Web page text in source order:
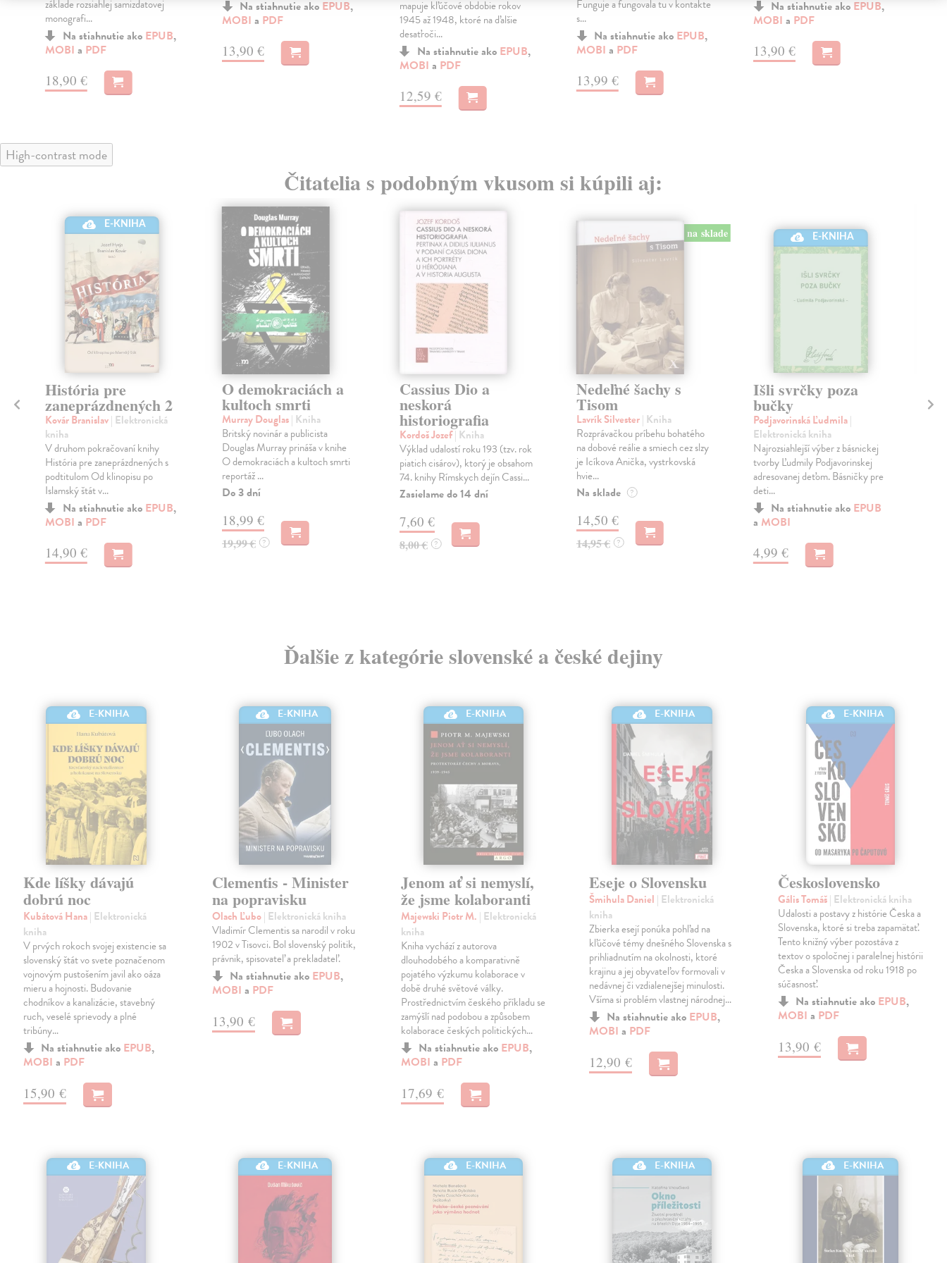
základe rozsiahlej samizdatovej
monografi...
Na stiahnutie ako EPUB,
MOBI a PDF
18,90 €
Na stiahnutie ako EPUB,
MOBI a PDF
13,90 €
mapuje kľúčové obdobie rokov
1945 až 1948, ktoré na ďalšie
desaťroči...
Na stiahnutie ako EPUB,
MOBI a PDF
12,59 €
Funguje a fungovala tu v kontakte
s...
Na stiahnutie ako EPUB,
MOBI a PDF
13,99 €
Na stiahnutie ako EPUB,
MOBI a PDF
13,90 €
High-contrast mode
Čitatelia s podobným vkusom si kúpili aj:
E-KNIHA
História pre
zaneprázdnených 2
Kovár Branislav| Elektronická
kniha
V druhom pokračovaní knihy
História pre zaneprázdnených s
podtitulom Od klinopisu po
Islamský štát v...
Na stiahnutie ako EPUB,
MOBI a PDF
14,90 €
O demokraciách a
kultoch smrti
Murray Douglas| Kniha
Britský novinár a publicista
Douglas Murray prináša v knihe
O demokraciách a kultoch smrti
reportáž ...
Do 3 dní
18,99 €
19,99 € ?
Cassius Dio a
neskorá
historiografia
Kordoš Jozef| Kniha
Výklad udalostí roku 193 (tzv. rok
piatich cisárov), ktorý je obsahom
74. knihy Rímskych dejín Cassi...
Zasielame do 14 dní
7,60 €
8,00 € ?
na sklade
Nedeľné šachy s
Tisom
Lavrík Silvester| Kniha
Rozprávačkou príbehu bohatého
na dobové reálie a smiech cez slzy
je Icíkova Anička, vystrkovská
hvie...
Na sklade ?
14,50 €
14,95 € ?
E-KNIHA
Išli svrčky poza
bučky
Podjavorinská Ľudmila|
Elektronická kniha
Najrozsiahlejší výber z básnickej
tvorby Ľudmily Podjavorinskej
adresovanej deťom. Básničky pre
deti...
Na stiahnutie ako EPUB
a MOBI
4,99 €
tíš
Ďalšie z kategórie slovenské a české dejiny
E-KNIHA
Kde líšky dávajú
dobrú noc
Kubátová Hana| Elektronická
kniha
V prvých rokoch svojej existencie sa
slovenský štát vo svete poznačenom
vojnovým pustošením javil ako oáza
mieru a hojnosti. Budovanie
chodníkov a kanalizácie, stavebný
ruch, veselé sprievody a plné
tribúny…
Na stiahnutie ako EPUB,
MOBI a PDF
15,90 €
E-KNIHA
Clementis - Minister
na popravisku
Olach Ľubo| Elektronická kniha
Vladimír Clementis sa narodil v roku
1902 v Tisovci. Bol slovenský politik,
právnik, spisovateľ a prekladateľ.
Na stiahnutie ako EPUB,
MOBI a PDF
13,90 €
E-KNIHA
Jenom ať si nemyslí,
že jsme kolaboranti
Majewski Piotr M. | Elektronická
kniha
Kniha vychází z autorova
dlouhodobého a komparativně
pojatého výzkumu kolaborace v
době druhé světové války.
Prostřednictvím českého příkladu se
zamýšlí nad podobou a způsobem
kolaborace českých politických…
Na stiahnutie ako EPUB,
MOBI a PDF
17,69 €
E-KNIHA
Eseje o Slovensku
Šmihula Daniel | Elektronická
kniha
Zbierka esejí ponúka pohľad na
kľúčové témy dnešného Slovenska s
prihliadnutím na okolnosti, ktoré
krajinu a jej obyvateľov formovali v
nedávnej či vzdialenejšej minulosti.
Všíma si problém vlastnej národnej…
Na stiahnutie ako EPUB,
MOBI a PDF
12,90 €
E-KNIHA
Československo
Gális Tomáš| Elektronická kniha
Udalosti a postavy z histórie Česka a
Slovenska, ktoré si treba zapamätať.
Tento knižný výber pozostáva z
textov o spoločnej i paralelnej histórii
Česka a Slovenska od roku 1918 po
súčasnosť.
Na stiahnutie ako EPUB,
MOBI a PDF
13,90 €
E-KNIHA E-KNIHA E-KNIHA E-KNIHA E-KNIHA